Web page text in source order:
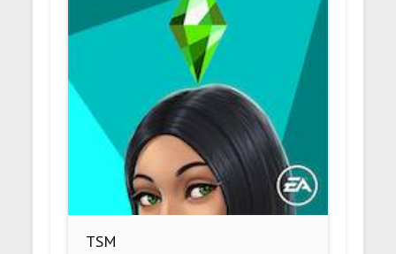
TSM